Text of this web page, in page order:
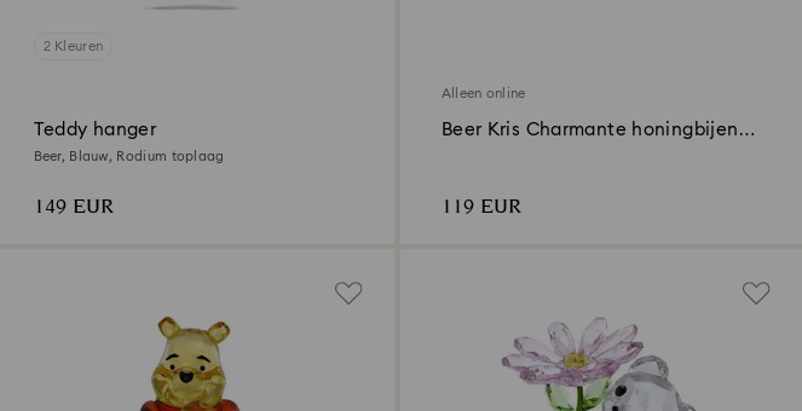
2 Kleuren
Teddy hanger
Beer, Blauw, Rodium toplaag
149 EUR
Alleen online
Beer Kris Charmante honingbijen
119 EUR